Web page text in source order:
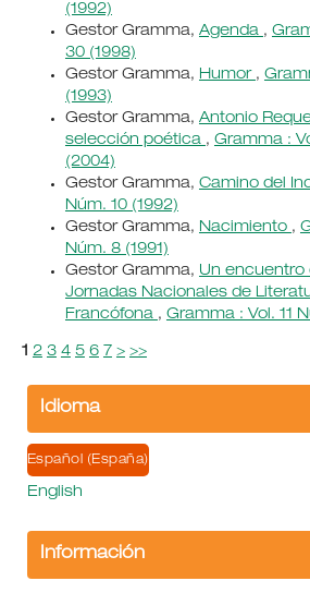
(1992)
Gestor Gramma, Agenda ,
30 (1998)
Gestor Gramma, Humor ,
(1993)
Gestor Gramma, Antonio
selección poética , Gramma :
(2004)
Gestor Gramma, Camino del
Núm. 10 (1992)
Gestor Gramma, Nacimiento ,
Núm. 8 (1991)
Gestor Gramma, Un encuentro
Jornadas Nacionales de
Francófona , Gramma : Vol. 11
1 2 3 4 5 6 7 > >>
Idioma
Español (España)
English
Información